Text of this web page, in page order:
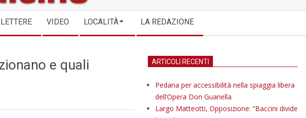
LETTERE VIDEO LOCALITÀ LA REDAZIONE
e quali
ARTICOLI RECENTI
Pedana per accessibilità nella spiaggia libera
dell’Opera Don Guanella
Largo Matteotti, Opposizione: “Baccini divide